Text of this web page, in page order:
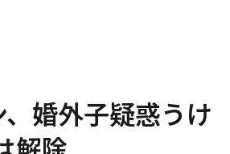
婚外子疑惑うけ